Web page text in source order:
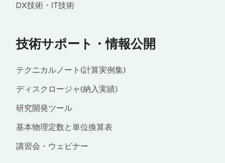
DX技術・IT技術
技術サポート・情報公開
テクニカルノート(計算実例集)
ディスクロージャ(納入実績)
研究開発ツール
基本物理定数と単位換算表
講習会・ウェビナー